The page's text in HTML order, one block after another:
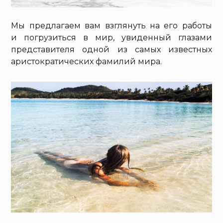
Мы предлагаем вам взглянуть на его работы
и погрузиться в мир, увиденный глазами
представителя одной из самых известных
аристократических фамилий мира.